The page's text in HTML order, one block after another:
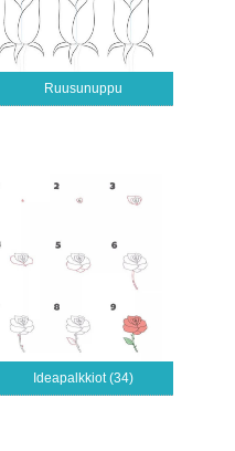
Ruusunuppu
Ideapalkkiot (34)